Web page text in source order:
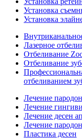
Установка
Установка
Лазерное
Отбеливание
Отбеливание
отбеливанием
Лечение
Лечение
Лечение десен
Лечение
Пластика десен